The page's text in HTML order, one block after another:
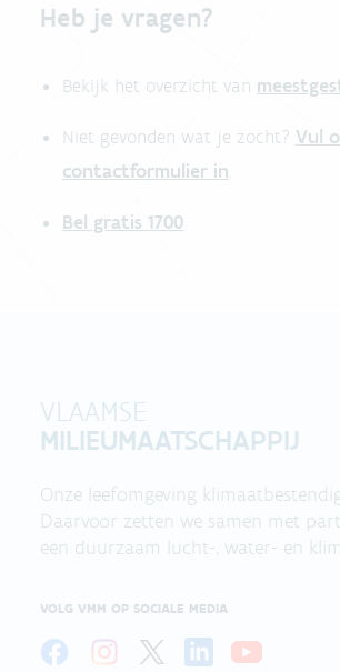
Heb je vragen?
Bekijk het overzicht van
Niet gevonden wat je zocht? Vul
contactformulier in.
Bel gratis 1700
VLAAMSE
MILIEUMAATSCHAPPIJ
Onze leefomgeving
Daarvoor zetten we samen met
een duurzaam lucht-, water- en
VOLG VMM OP SOCIALE MEDIA